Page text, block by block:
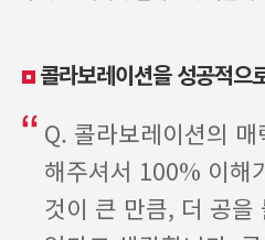
콜라보레이션을 성공적으
Q. 콜라보레이션의
해주셔서 100% 이해
것이 큰 만큼, 더 공을